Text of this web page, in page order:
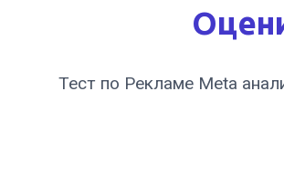
Тест по Рекламе Meta